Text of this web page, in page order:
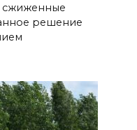
сжиженные
решение